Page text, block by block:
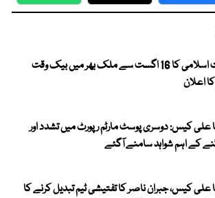
جماعت اسلامی کا 16 اگست سے ملک بھر میں بیک وقت
اعلان
علی کیس: دوسری پوسٹ مارٹم رپورٹ میں تشدد اور
کے اہم شواہد سامنے آگئے
علی کیس، جبران ناصر کا تفتیشی ٹیم تبدیل کرنے کا